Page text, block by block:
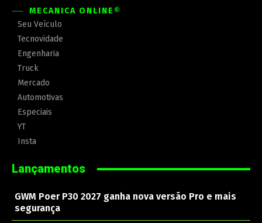
MECÂNICA ONLINE®
Seu Veículo
Tecnovidade
Engenharia
Truck
Mercado
Automotivas
Especiais
YT
Insta
Lançamentos
GWM Poer P30 2027 ganha nova versão Pro e mais
segurança